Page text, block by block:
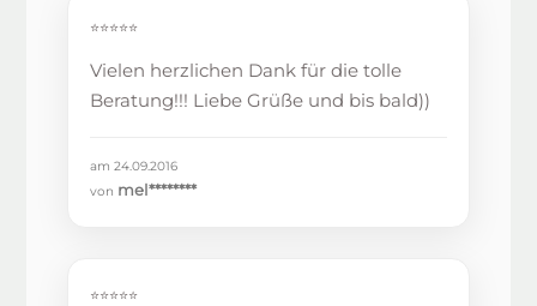
⭐⭐⭐⭐⭐
Vielen herzlichen Dank für die tolle
Beratung!!! Liebe Grüße und bis bald))
am 24.09.2016
von mel********
⭐⭐⭐⭐⭐